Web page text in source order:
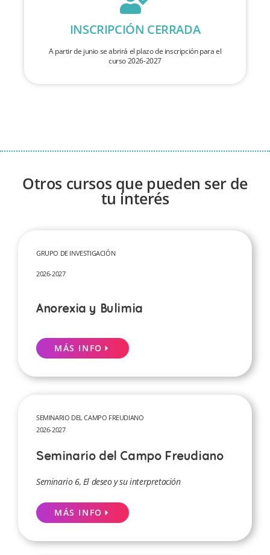
INSCRIPCIÓN CERRADA
A partir de junio se abrirá el plazo de inscripción para el
curso 2026-2027
Otros cursos que pueden ser de
tu interés
GRUPO DE INVESTIGACIÓN
2026-2027
Anorexia y Bulimia
MÁS INFO
SEMINARIO DEL CAMPO FREUDIANO
2026-2027
Seminario del Campo Freudiano
Seminario 6, El deseo y su interpretación
MÁS INFO